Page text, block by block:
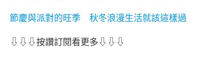
節慶與派對的旺季 秋冬浪漫生活就該這樣過
⇩⇩⇩按讚訂閱看更多⇩⇩⇩